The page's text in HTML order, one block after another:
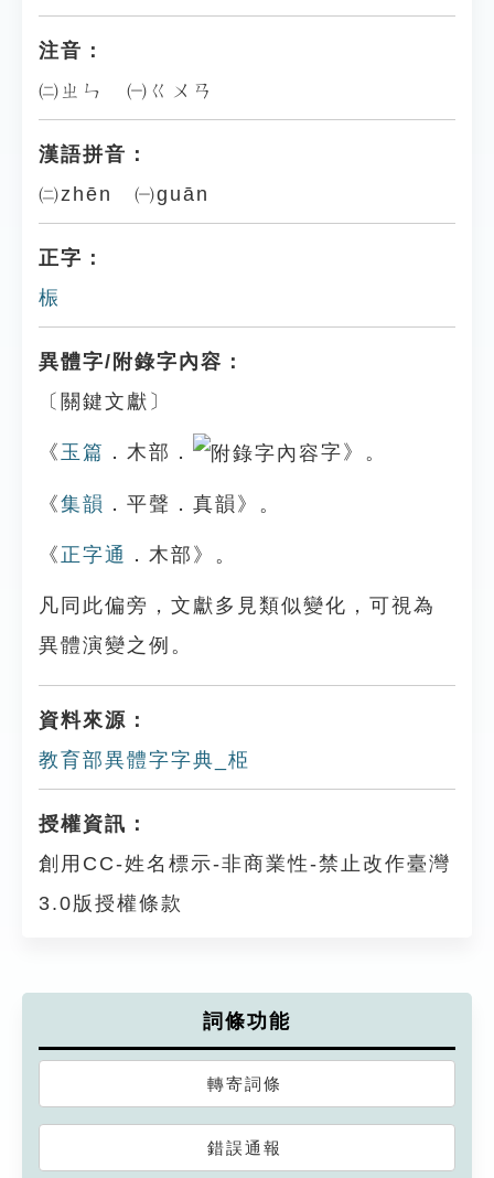
注音：
㈡ㄓㄣ ㈠ㄍㄨㄢ
漢語拼音：
㈡zhēn ㈠guān
正字：
桭
異體字/附錄字內容：
〔關鍵文獻〕
《 玉篇 ．木部． 字》。
《集韻 ．平聲．真韻》。
《 正字通 ．木部》。
凡同此偏旁，文獻多見類似變化，可視為
異體演變之例。
資料來源：
教育部異體字字典_栕
授權資訊：
創用CC-姓名標示-非商業性-禁止改作臺灣
3.0版授權條款
詞條功能
轉寄詞條
錯誤通報